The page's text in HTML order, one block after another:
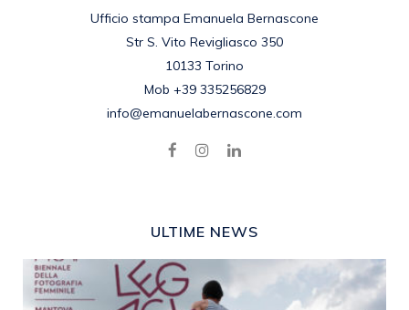
Ufficio stampa Emanuela Bernascone
Str S. Vito Revigliasco 350
10133 Torino
Mob +39 335256829
info@emanuelabernascone.com
ULTIME NEWS